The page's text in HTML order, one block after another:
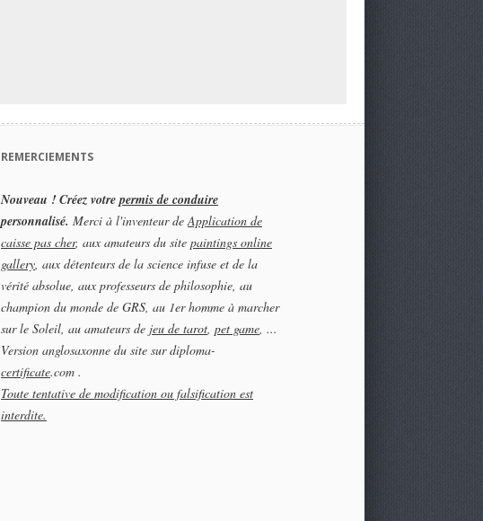
REMERCIEMENTS
Nouveau ! Créez votrepermis de conduire
personnalisé. Merci à l'inventeur deApplication de
caisse pas cher, aux amateurs du site paintings online
gallery, aux détenteurs de la science infuse et de la
vérité absolue, aux professeurs de philosophie, au
champion du monde de GRS, au 1er homme à marcher
sur le Soleil, au amateurs de jeu de tarot, pet game, ...
Version anglosaxonne du site sur diploma-
certificate.com .
Toute tentative de modification ou falsification est
interdite.